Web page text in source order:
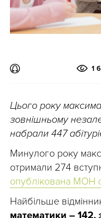
1
Цього року
зовнішньому
набрали 447
Минулого року
отримали 274
опублікована МОН
Найбільше
математики – 142,